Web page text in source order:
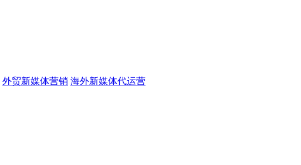
外贸新媒体营销 海外新媒体代运营